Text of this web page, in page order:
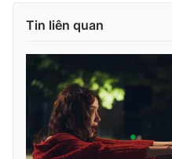
Tin liên quan